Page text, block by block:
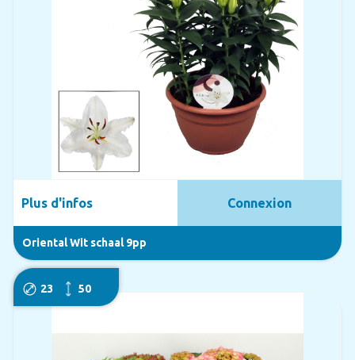
Oriental Wit schaal 9pp
Plus d'infos Connexion
23 50